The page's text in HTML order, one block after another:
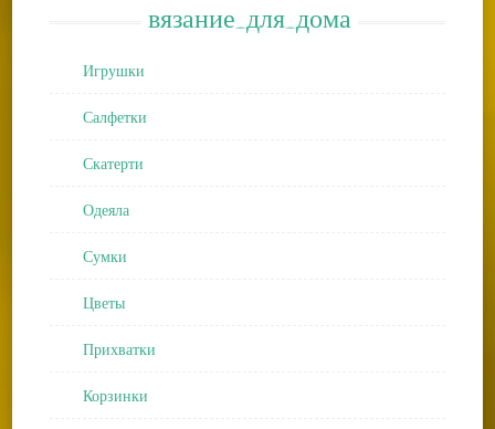
вязание_для_дома
Игрушки
Салфетки
Скатерти
Одеяла
Сумки
Цветы
Прихватки
Корзинки